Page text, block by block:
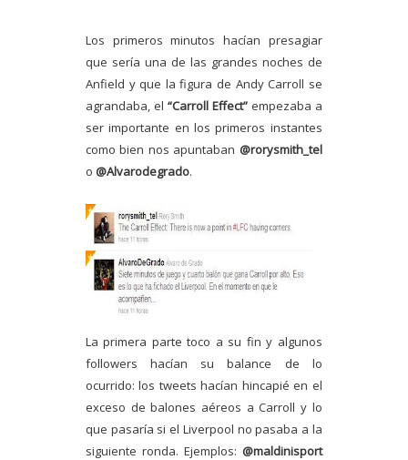
Los primeros minutos hacían presagiar
que sería una de las grandes noches de
Anfield y que la figura de Andy Carroll se
agrandaba, el “Carroll Effect” empezaba a
ser importante en los primeros instantes
como bien nos apuntaban @rorysmith_tel
o @Alvarodegrado.
La primera parte toco a su fin y algunos
followers hacían su balance de lo
ocurrido: los tweets hacían hincapié en el
exceso de balones aéreos a Carroll y lo
que pasaría si el Liverpool no pasaba a la
siguiente ronda. Ejemplos: @maldinisport